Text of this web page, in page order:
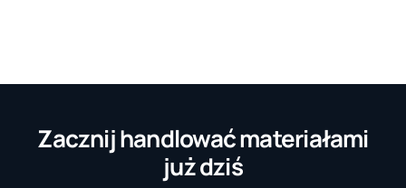
Zacznij handlować materiałami
już dziś